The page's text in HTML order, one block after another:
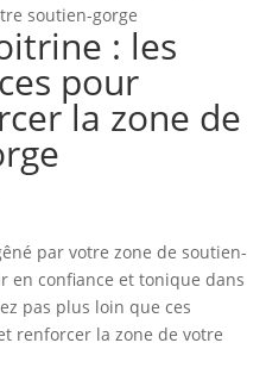
soutien-gorge
: les
pour
la zone de
par votre zone de soutien-
en confiance et tonique dans
pas plus loin que ces
renforcer la zone de votre